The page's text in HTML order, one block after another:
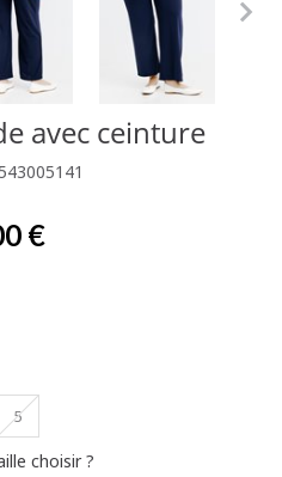
avec ceinture
€
5
choisir ?